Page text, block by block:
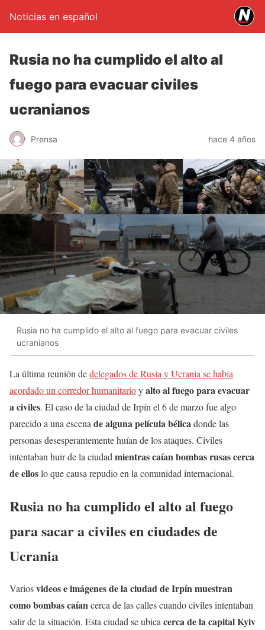
Noticias en español
Rusia no ha cumplido el alto al
fuego para evacuar civiles
ucranianos
Prensa hace 4 años
Rusia no ha cumplido el alto al fuego para evacuar civiles
ucranianos
La última reunión dedelegados de Rusia y Ucrania se había
acordado un corredor humanitarioyalto al fuego para evacuar
a civiles. El caso de la ciudad de Irpín el 6 de marzo fue algo
parecido a una escena de alguna película bélicadonde las
personas desesperantemente huían de los ataques. Civiles
intentaban huir de la ciudad mientras caían bombas rusas cerca
de elloslo que causa repudio en la comunidad internacional.
Rusia no ha cumplido el alto al fuego
para sacar a civiles en ciudades de
Ucrania
Variosvideos e imágenes de la ciudad de Irpín muestran
como bombas caíancerca de las calles cuando civiles intentaban
salir de la situación. Esta ciudad se ubica cerca de la capital Kyiv